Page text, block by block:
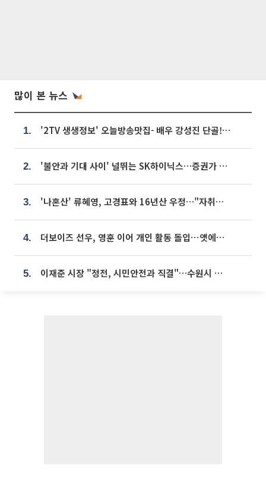
많이 본 뉴스
1. '2TV 생생정보' 오늘방송맛집- 배우 강성진 단골! 쌀국수ㆍ푸팟퐁 커리 맛집 '블○○○'
2. '불안과 기대 사이' 널뛰는 SK하이닉스…증권가 "HBM4·LTA 기반 펀터멘털 견고"
3. '나혼산' 류혜영, 고경표와 16년산 우정…"자취방서 부모님과 마주쳐"
4. 더보이즈 선우, 영훈 이어 개인 활동 돌입⋯앳에어리어와 전속계약
5. 이재준 시장 "정전, 시민안전과 직결"…수원시 비상대응체계 가동